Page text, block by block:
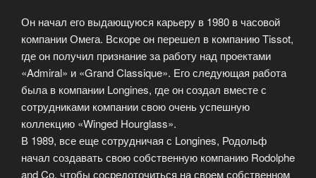
Он начал его выдающуюся карьеру в 1980 в часовой
компании Омега. Вскоре он перешел в компанию Tissot,
где он получил признание за работу над проектами
«Admiral» и «Grand Classique». Его следующая работа
была в компании Longines, где он создал вместе с
сотрудниками компании свою очень успешную
коллекцию «Winged Hourglass».
В 1989, все еще сотрудничая с Longines, Родольф
начал создавать свою собственную компанию Rodolphe
and Co, чтобы сосредоточиться на своем собственном